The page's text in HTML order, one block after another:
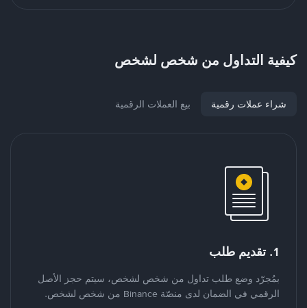
كيفية التداول من شخص لشخص
شراء عملات رقمية بيع العملات الرقمية
1. تقديم طلب
بمُجرّد وضع طلب تداول من شخص لشخص، سيتم حجز الأصل
الرقمي في الضمان لدى منصّة Binance من شخص لشخص.